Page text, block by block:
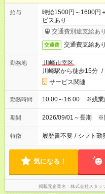
給与
時給1500円～1600円
ビスあり
交通費別途支給あり
交通費 交通費支給あり
勤務地
川崎市幸区
川崎駅から徒歩15分 /
サービス関連
勤務時間 10:00～16:00 ※残業
期間 2026/09/01～長期 ※
特徴 履歴書不要 / シフト勤
気になる！
掲載元企業名 株式会社スタッ